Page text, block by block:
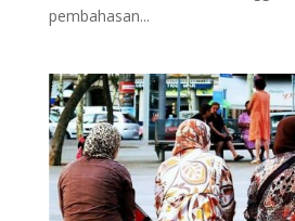
pembahasan...